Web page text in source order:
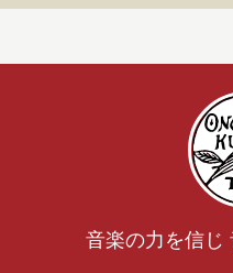
音楽の力を信じ